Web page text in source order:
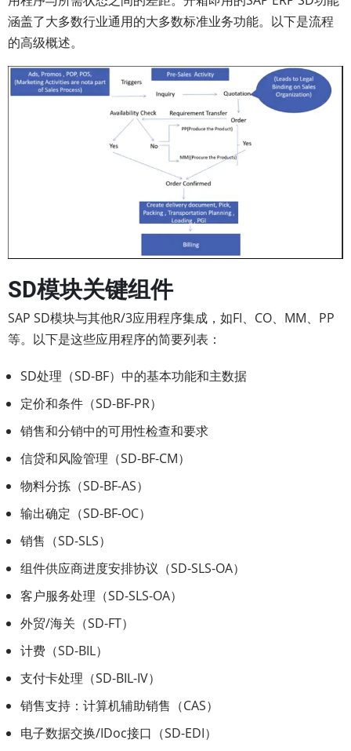
涵盖了大多数行业通用的大多数标准业务功能。以下是流程
的高级概述。
SD模块关键组件
SAP SD模块与其他R/3应用程序集成，如FI、CO、MM、PP
等。以下是这些应用程序的简要列表：
SD处理（SD-BF）中的基本功能和主数据
定价和条件（SD-BF-PR）
销售和分销中的可用性检查和要求
信贷和风险管理（SD-BF-CM）
物料分拣（SD-BF-AS）
输出确定（SD-BF-OC）
销售（SD-SLS）
组件供应商进度安排协议（SD-SLS-OA）
客户服务处理（SD-SLS-OA）
外贸/海关（SD-FT）
计费（SD-BIL）
支付卡处理（SD-BIL-IV）
销售支持：计算机辅助销售（CAS）
电子数据交换/IDoc接口（SD-EDI）